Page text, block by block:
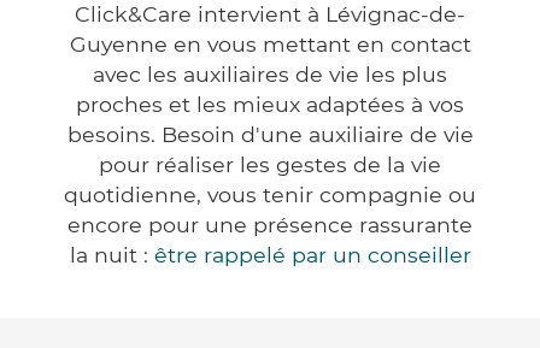
Click&Care intervient à Lévignac-de-
Guyenne en vous mettant en contact
avec les auxiliaires de vie les plus
proches et les mieux adaptées à vos
besoins. Besoin d'une auxiliaire de vie
pour réaliser les gestes de la vie
quotidienne, vous tenir compagnie ou
encore pour une présence rassurante
la nuit : être rappelé par un conseiller